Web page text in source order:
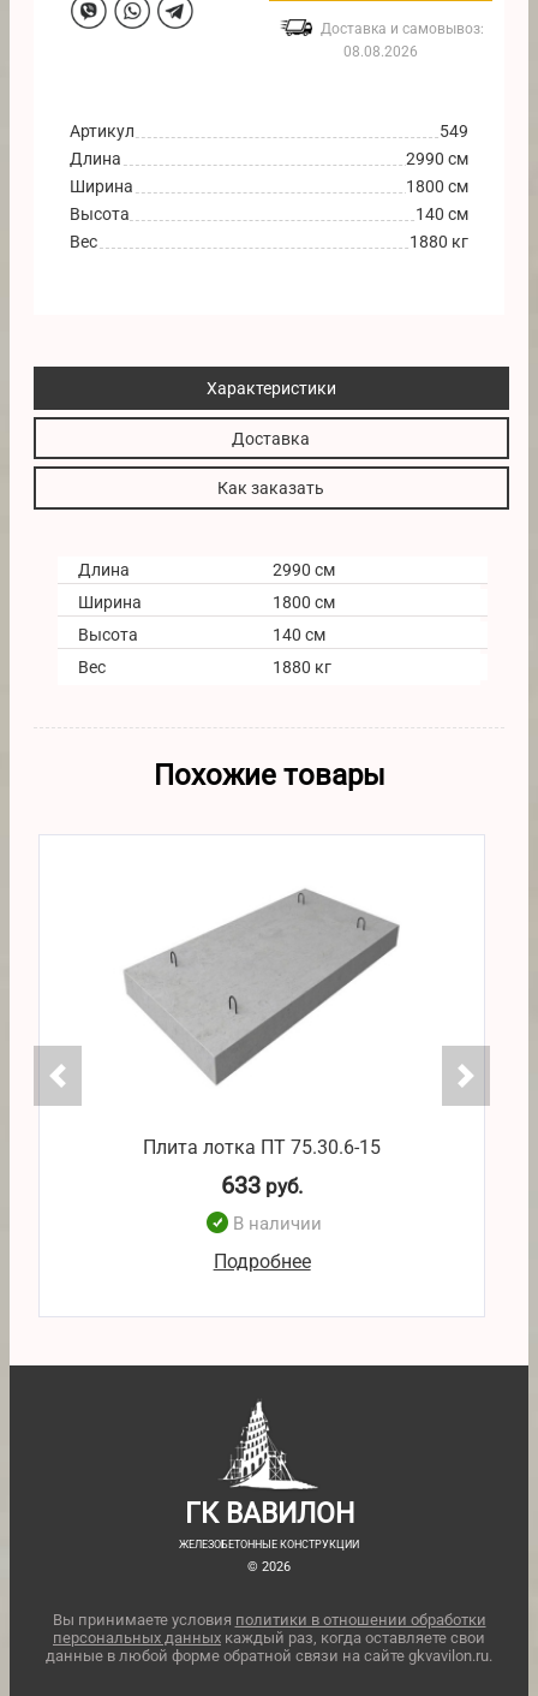
Доставка и самовывоз:
08.08.2026
Артикул
549
Длина
2990 см
Ширина
1800 см
Высота
140 см
Вес
1880 кг
Характеристики
Доставка
Как заказать
Длина
2990 см
Ширина
1800 см
Высота
140 см
Вес
1880 кг
Похожие товары
Плита лотка ПТ 75.30.6-15
633 руб.
В наличии
Подробнее
ГК ВАВИЛОН
ЖЕЛЕЗОБЕТОННЫЕ КОНСТРУКЦИИ
© 2026
Вы принимаете условия политики в отношении обработки
персональных данных каждый раз, когда оставляете свои
данные в любой форме обратной связи на сайте gkvavilon.ru.